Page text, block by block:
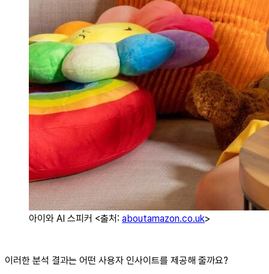
아이와 AI 스피커 <출처: aboutamazon.co.uk>
이러한 분석 결과는 어떤 사용자 인사이트를 제공해 줄까요?